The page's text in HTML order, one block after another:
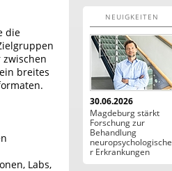
die
breites
Labs,
NEUIGKEITEN
30.06.2026
Magdeburg stärkt
Forschung zur
Behandlung
neuropsychologische
r Erkrankungen